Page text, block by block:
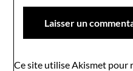
Ce site utilise Akismet pour